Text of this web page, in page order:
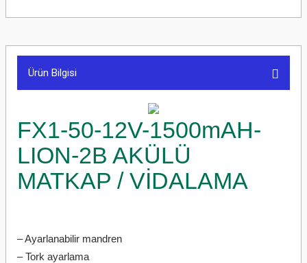
Ürün Bilgisi
FX1-50-12V-1500mAH-
LION-2B AKÜLÜ
MATKAP / VİDALAMA
– Ayarlanabilir mandren
– Tork ayarlama